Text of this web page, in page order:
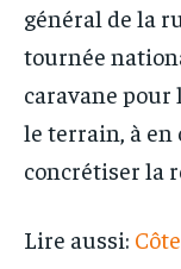
général de la
tournée
caravane pour
le terrain, à en
concrétiser la
Lire aussi: